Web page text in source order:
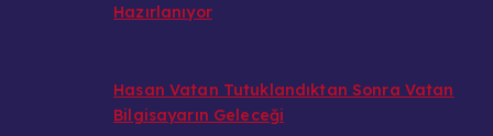
Hazırlanıyor
Hasan Vatan Tutuklandıktan Sonra Vatan
Bilgisayarın Geleceği